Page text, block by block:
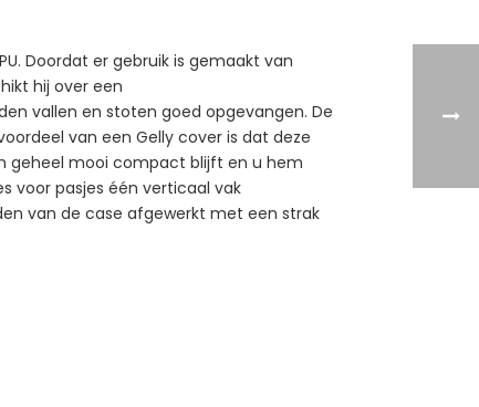
Doordat er gebruik is gemaakt van
hij over een
vallen en stoten goed opgevangen. De
van een Gelly cover is dat deze
geheel mooi compact blijft en u hem
voor pasjes één verticaal vak
van de case afgewerkt met een strak